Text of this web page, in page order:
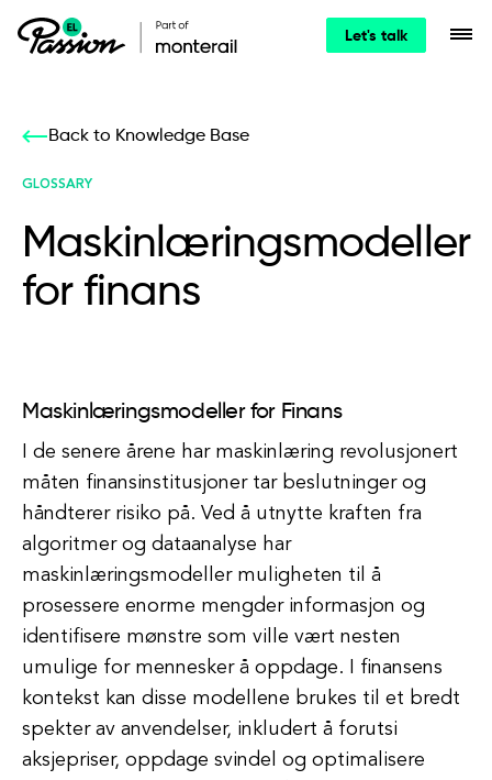
Let's talk
Back to Knowledge Base
GLOSSARY
Maskinlæringsmodeller
for finans
Maskinlæringsmodeller for Finans
I de senere årene har maskinlæring revolusjonert
måten finansinstitusjoner tar beslutninger og
håndterer risiko på. Ved å utnytte kraften fra
algoritmer og dataanalyse har
maskinlæringsmodeller muligheten til å
prosessere enorme mengder informasjon og
identifisere mønstre som ville vært nesten
umulige for mennesker å oppdage. I finansens
kontekst kan disse modellene brukes til et bredt
spekter av anvendelser, inkludert å forutsi
aksjepriser, oppdage svindel og optimalisere